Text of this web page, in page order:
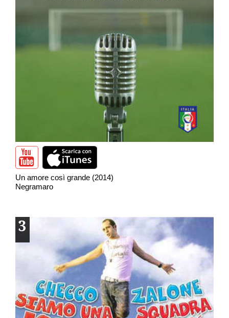
Un amore così grande (2014)
Negramaro
3